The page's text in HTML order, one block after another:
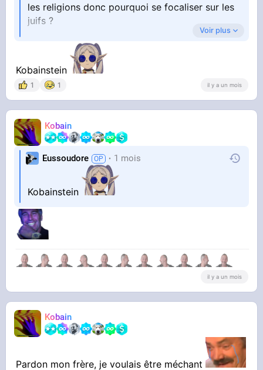
les religions donc pourquoi se focaliser sur les
juifs ?
Ah oui, c'est plus simple de les considérer
comme les responsables de l'échec de ta vie
Voir plus
Kobainstein
1 1 il y a un mois
Kobain
Eussoudore 1 mois
Kobainstein
il y a un mois
Kobain
Pardon mon frère, je voulais être méchant